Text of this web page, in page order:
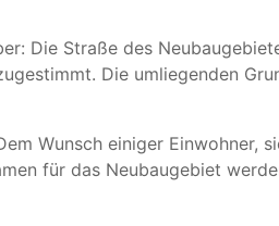
Die Straße des
Die umliegenden
Wunsch einiger Einwohner,
für das Neubaugebiet